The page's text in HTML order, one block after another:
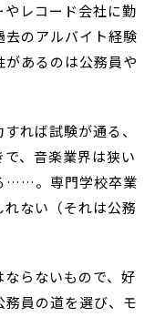
やレコード会社に勤
去のアルバイト経験
があるのは公務員や
れば試験が通る、
、音楽業界は狭い
……。専門学校卒業
れない（それは公務
らないもので、好
務員の道を選び、モ